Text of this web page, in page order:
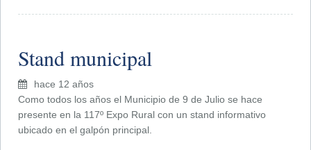
Stand municipal
hace 12 años
Como todos los años el Municipio de 9 de Julio se hace
presente en la 117º Expo Rural con un stand informativo
ubicado en el galpón principal.